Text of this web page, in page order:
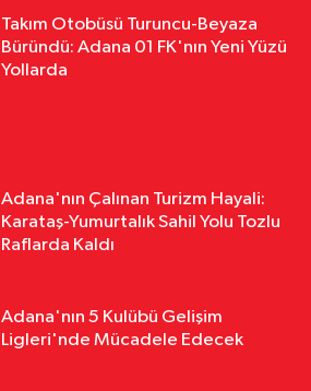
Takım Otobüsü Turuncu-Beyaza
Büründü: Adana 01 FK'nın Yeni Yüzü
Yollarda
Adana'nın Çalınan Turizm Hayali:
Karataş-Yumurtalık Sahil Yolu Tozlu
Raflarda Kaldı
Adana'nın 5 Kulübü Gelişim
Ligleri'nde Mücadele Edecek